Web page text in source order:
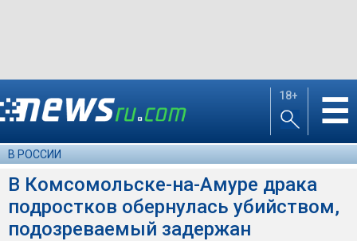
18+ ☰
В РОССИИ
В Комсомольске-на-Амуре драка
подростков обернулась убийством,
подозреваемый задержан